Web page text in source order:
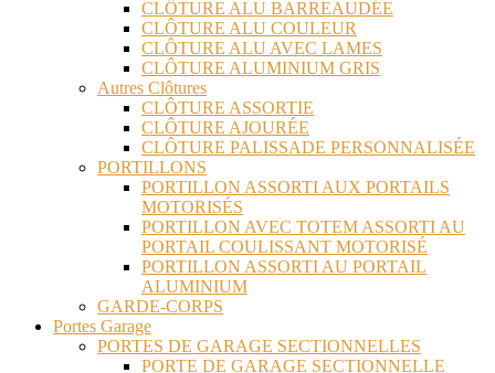
CLÔTURE ALU BARREAUDÉE
CLÔTURE ALU COULEUR
CLÔTURE ALU AVEC LAMES
CLÔTURE ALUMINIUM GRIS
Autres Clôtures
CLÔTURE ASSORTIE
CLÔTURE AJOURÉE
CLÔTURE PALISSADE PERSONNALISÉE
PORTILLONS
PORTILLON ASSORTI AUX PORTAILS
MOTORISÉS
PORTILLON AVEC TOTEM ASSORTI AU
PORTAIL COULISSANT MOTORISÉ
PORTILLON ASSORTI AU PORTAIL
ALUMINIUM
GARDE-CORPS
Portes Garage
PORTES DE GARAGE SECTIONNELLES
PORTE DE GARAGE SECTIONNELLE